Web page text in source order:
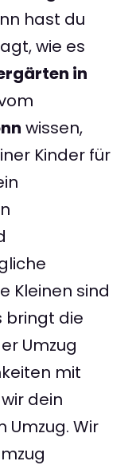
hast du
wie es
in
wissen,
Kinder für
Kleinen sind
bringt die
Umzug
mit
dein
Wir